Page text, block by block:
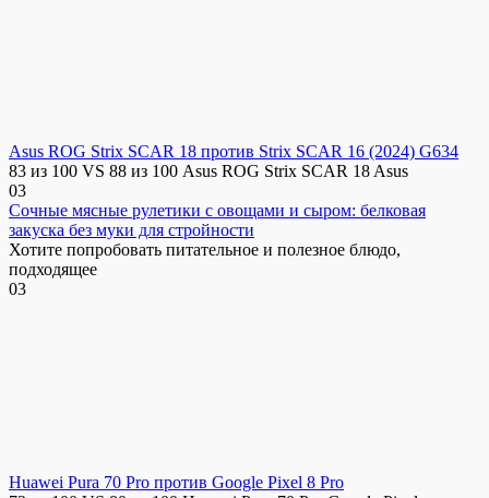
Asus ROG Strix SCAR 18 против Strix SCAR 16 (2024) G634
83 из 100 VS 88 из 100 Asus ROG Strix SCAR 18 Asus
03
Сочные мясные рулетики с овощами и сыром: белковая
закуска без муки для стройности
Хотите попробовать питательное и полезное блюдо,
подходящее
03
Huawei Pura 70 Pro против Google Pixel 8 Pro